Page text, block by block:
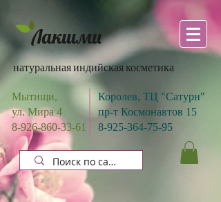
Лакшми
натуральная индийская косметика
Мытищи,
ул. Мира 4
8-926-860-33-61
Королев, ТЦ "Сатурн"
пр-т Космонавтов 15
8-925-364-75-95